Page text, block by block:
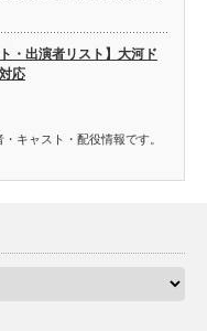
・出演者リスト】大河ド
応
キャスト・配役情報です。